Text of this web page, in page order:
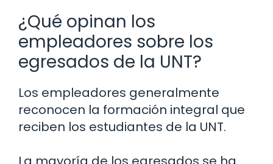
¿Qué opinan los
empleadores sobre los
egresados de la UNT?
Los empleadores generalmente
reconocen la formación integral que
reciben los estudiantes de la UNT.